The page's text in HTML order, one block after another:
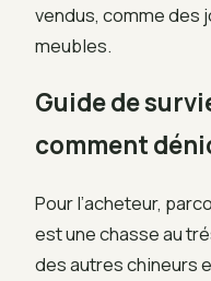
vendus, comme des
meubles.
Guide de
comment
Pour l’acheteur,
est une chasse au
des autres chineurs